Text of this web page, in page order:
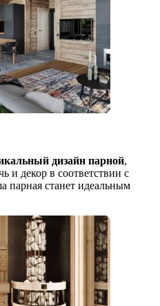
дизайн парной,
и декор в соответствии с
станет идеальным